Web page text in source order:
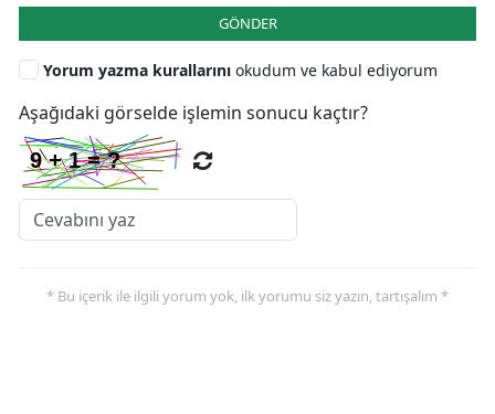
GÖNDER
Yorum yazma kurallarını okudum ve kabul ediyorum
Aşağıdaki görselde işlemin sonucu kaçtır?
* Bu içerik ile ilgili yorum yok, ilk yorumu siz yazın, tartışalım *